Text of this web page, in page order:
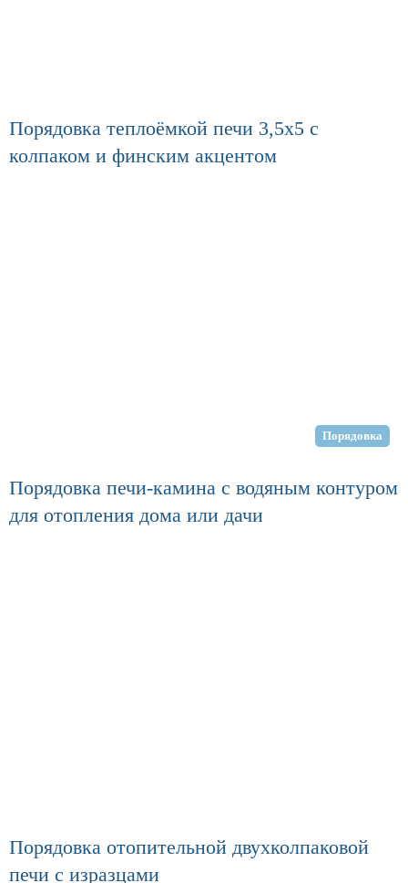
Порядовка теплоёмкой печи 3,5х5 с
колпаком и финским акцентом
Порядовка
Порядовка печи-камина с водяным контуром
для отопления дома или дачи
Порядовка отопительной двухколпаковой
печи с изразцами